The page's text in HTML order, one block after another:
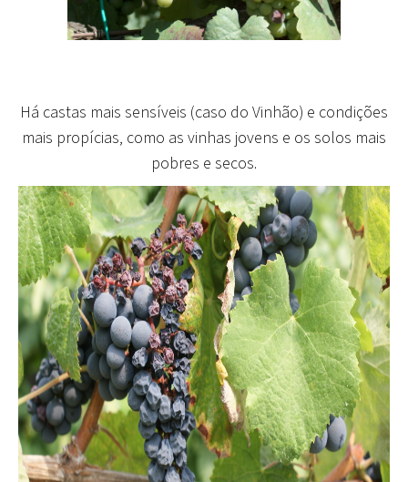
Há castas mais sensíveis (caso do Vinhão) e condições
mais propícias, como as vinhas jovens e os solos mais
pobres e secos.